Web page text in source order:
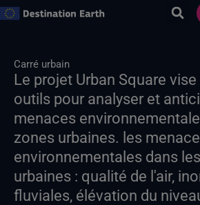
Skip
Carré urbain
Le projet Urban Square
outils pour analyser et
menaces
zones urbaines. les
environnementales dans
urbaines : qualité de l'air,
fluviales, élévation du